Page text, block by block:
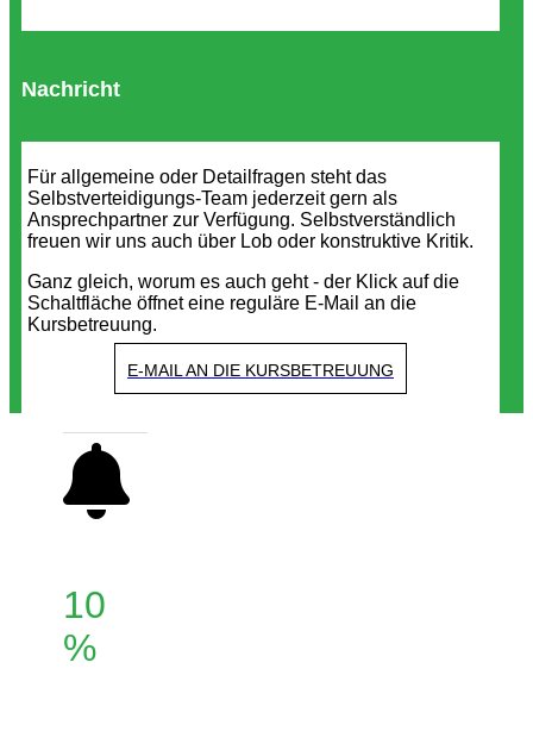
Nachricht
Für allgemeine oder Detailfragen steht das
Selbstverteidigungs-Team jederzeit gern als
Ansprechpartner zur Verfügung. Selbstverständlich
freuen wir uns auch über Lob oder konstruktive Kritik.
Ganz gleich, worum es auch geht - der Klick auf die
Schaltfläche öffnet eine reguläre E-Mail an die
Kursbetreuung.
E-MAIL AN DIE KURSBETREUUNG
10
%